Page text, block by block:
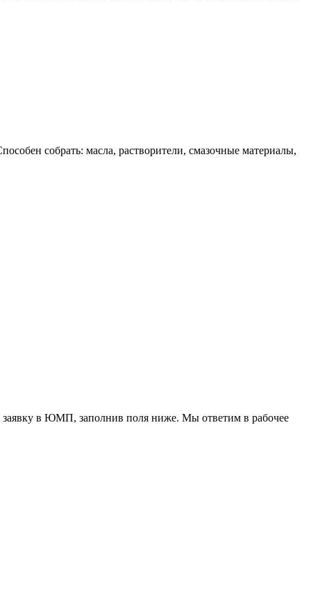
собрать: масла, растворители, смазочные материалы,
в ЮМП, заполнив поля ниже. Mы ответим в рабочее